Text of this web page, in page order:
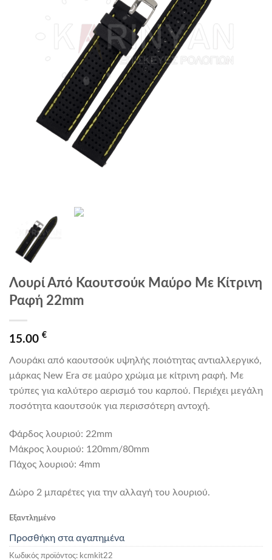
Λουρί Από Καουτσούκ Μαύρο Με Κίτρινη
Ραφή 22mm
15.00 €
Λουράκι από καουτσούκ υψηλής ποιότητας αντιαλλεργικό,
μάρκας New Era σε μαύρο χρώμα με κίτρινη ραφή. Με
τρύπες για καλύτερο αερισμό του καρπού. Περιέχει μεγάλη
ποσότητα καουτσούκ για περισσότερη αντοχή.
Φάρδος λουριού: 22mm
Mάκρος λουριού: 120mm/80mm
Πάχος λουριού: 4mm
Δώρο 2 μπαρέτες για την αλλαγή του λουριού.
Εξαντλημένο
Προσθήκη στα αγαπημένα
Κωδικός προϊόντος: kcmkit22